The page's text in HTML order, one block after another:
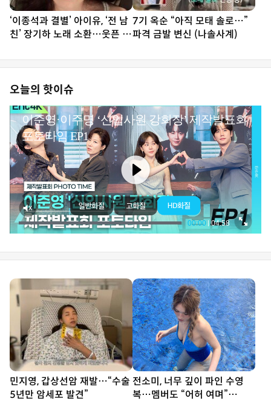
‘이종석과 결별’ 아이유, ‘전 남
친’ 장기하 노래 소환…웃픈 타
7기 옥순 “아직 모태 솔로…”
파격 금발 변신 (나솔사계)
오늘의 핫이슈
민지영, 갑상선암 재발…“수술
5년만 암세포 발견”
전소미, 너무 깊이 파인 수영
복…멤버도 “어허 여며”